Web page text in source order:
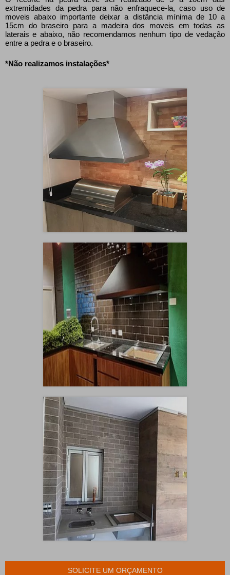
extremidades da pedra para não enfraquece-la, caso uso de
moveis abaixo importante deixar a distância mínima de 10 a
15cm do braseiro para a madeira dos moveis em todas as
laterais e abaixo, não recomendamos nenhum tipo de vedação
entre a pedra e o braseiro.
*Não realizamos instalações*
SOLICITE UM ORÇAMENTO